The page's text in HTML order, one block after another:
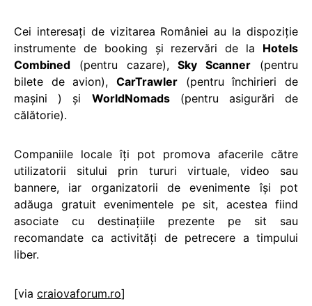
Cei interesați de vizitarea României au la dispoziție
instrumente de booking și rezervări de la Hotels
Combined (pentru cazare),Sky Scanner (pentru
bilete de avion), CarTrawler (pentru închirieri de
mașini ) și WorldNomads(pentru asigurări de
călătorie).
Companiile locale îți pot promova afacerile către
utilizatorii sitului prin tururi virtuale, video sau
bannere, iar organizatorii de evenimente își pot
adăuga gratuit evenimentele pe sit, acestea fiind
asociate cu destinațiile prezente pe sit sau
recomandate ca activități de petrecere a timpului
liber.
[via craiovaforum.ro]